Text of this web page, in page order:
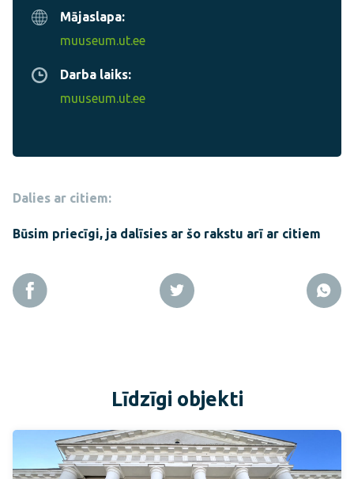
Mājaslapa:
muuseum.ut.ee
Darba laiks:
muuseum.ut.ee
Dalies ar citiem:
Būsim priecīgi, ja dalīsies ar šo rakstu arī ar citiem
Līdzīgi objekti